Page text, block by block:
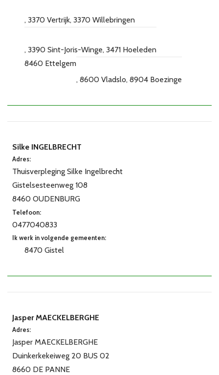
3370 Vertrijk 3370 Willebringen
3390 Sint-Joris-Winge 3471 Hoeleden
8460 Ettelgem
8600 Vladslo 8904 Boezinge
Silke INGELBRECHT
Adres:
Thuisverpleging Silke Ingelbrecht
Gistelsesteenweg 108
8460 OUDENBURG
Telefoon:
0477040833
Ik werk in volgende gemeenten:
8470 Gistel
Jasper MAECKELBERGHE
Adres:
Jasper MAECKELBERGHE
Duinkerkekeiweg 20 BUS 02
8660 DE PANNE